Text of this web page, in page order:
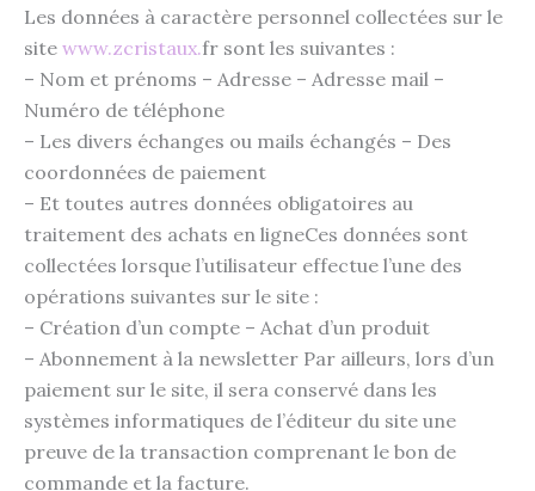
Les données à caractère personnel collectées sur le
site www.zcristaux.fr sont les suivantes :
– Nom et prénoms – Adresse – Adresse mail –
Numéro de téléphone
– Les divers échanges ou mails échangés – Des
coordonnées de paiement
– Et toutes autres données obligatoires au
traitement des achats en ligneCes données sont
collectées lorsque l’utilisateur effectue l’une des
opérations suivantes sur le site :
– Création d’un compte – Achat d’un produit
– Abonnement à la newsletter Par ailleurs, lors d’un
paiement sur le site, il sera conservé dans les
systèmes informatiques de l’éditeur du site une
preuve de la transaction comprenant le bon de
commande et la facture.